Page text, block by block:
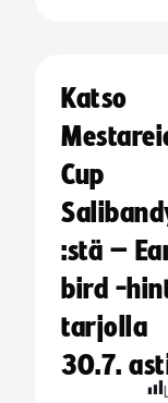
Katso
Cup
:stä –
bird -
tarjolla
30.7.